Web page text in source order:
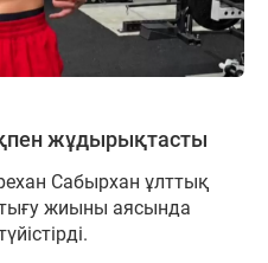
жұдырықтасты
Сабырхан ұлттық
жиыны аясында